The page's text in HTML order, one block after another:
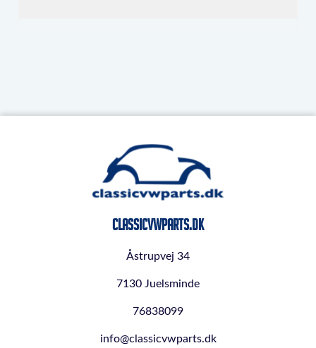
ClassicVWParts.dk
Åstrupvej 34
7130 Juelsminde
76838099
info@classicvwparts.dk